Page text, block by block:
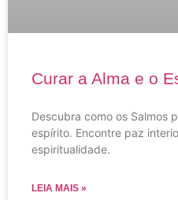
Curar a Alma e o
Descubra como os Salmos
espírito. Encontre paz
espiritualidade.
LEIA MAIS »